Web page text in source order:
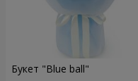
Букет "Blue ball"